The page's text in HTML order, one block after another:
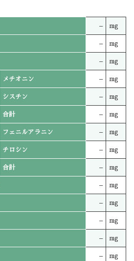
– mg
– mg
– mg
メチオニン – mg
シスチン – mg
合計 – mg
フェニルアラニン – mg
チロシン – mg
合計 – mg
– mg
– mg
– mg
– mg
– mg